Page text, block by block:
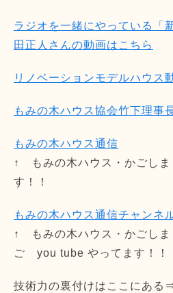
ラジオを一緒にやっている「
田正人さんの動画はこちら
リノベーションモデルハウス
もみの木ハウス協会竹下理事
もみの木ハウス通信
↑ もみの木ハウス・かごし
す！！
もみの木ハウス通信チャンネ
↑ もみの木ハウス・かごしま
ご you tube やってます！！
技術力の裏付けはここにある